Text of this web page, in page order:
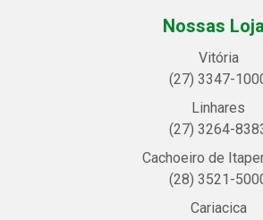
Nossas
Vitória
(27) 3347-
Linhares
(27) 3264-
Cachoeiro de
(28) 3521-
Cariacica